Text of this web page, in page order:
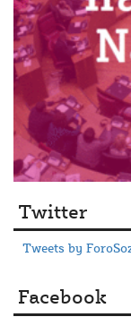
Twitter
Tweets by
Facebook